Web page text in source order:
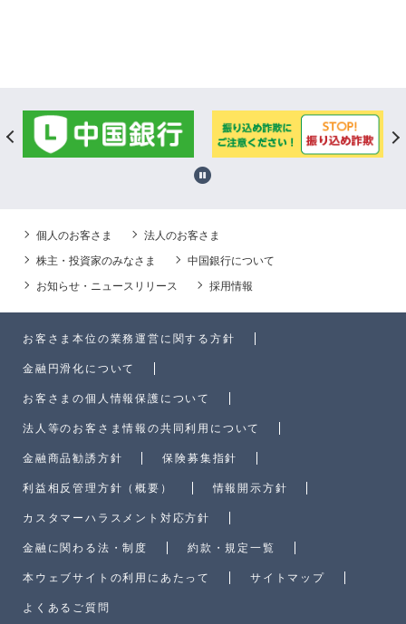
個人のお客さま
法人のお客さま
株主・投資家のみなさま
中国銀行について
お知らせ・ニュースリリース
採用情報
お客さま本位の業務運営に関する方針
金融円滑化について
お客さまの個人情報保護について
法人等のお客さま情報の共同利用について
金融商品勧誘方針 保険募集指針
利益相反管理方針（概要） 情報開示方針
カスタマーハラスメント対応方針
金融に関わる法・制度 約款・規定一覧
本ウェブサイトの利用にあたって サイトマップ
よくあるご質問